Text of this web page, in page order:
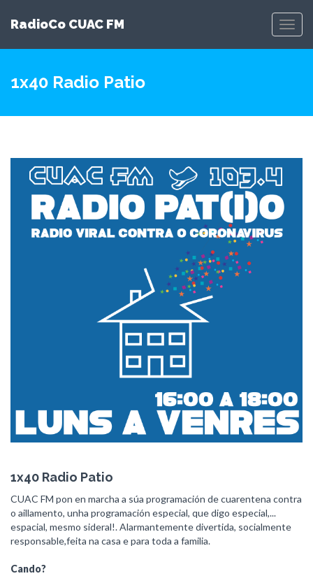
RadioCo CUAC FM
1x40 Radio Patio
1x40 Radio Patio
CUAC FM pon en marcha a súa programación de cuarentena contra
o aillamento, unha programación especial, que digo especial,...
espacial, mesmo sideral!. Alarmantemente divertida, socialmente
responsable,feita na casa e para toda a familia.
Cando?